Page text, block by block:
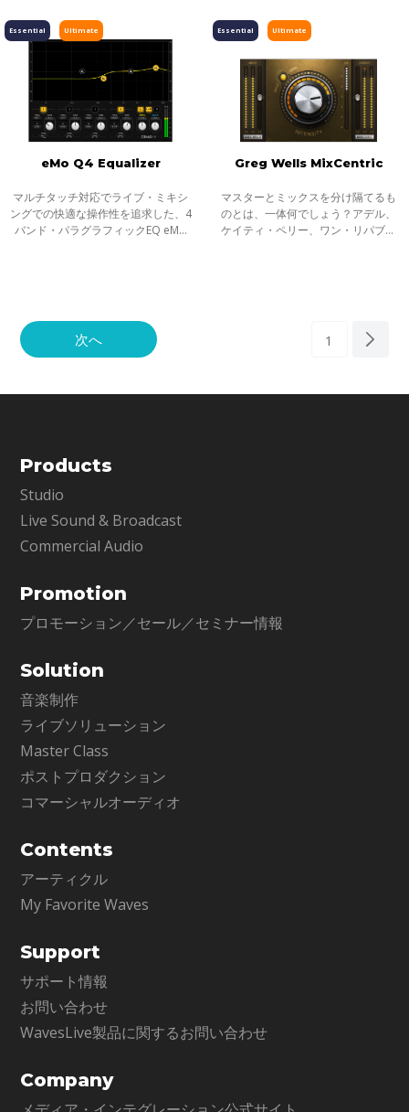
ム・パフォーマンスによりライヴ・
がトップスピーカーに固定され、か
Ultimate
Essential
eMo Q4 Equalizer
マルチタッチ対応でライブ・ミキシ
ングでの快適な操作性を追求した、4
バンド・パラグラフィックEQ eMo
Ultimate
Essential
Greg Wells MixCentric
マスターとミックスを分け隔てるも
のとは、一体何でしょう？アデル、
ケイティ・ペリー、ワン・リパブリ
次へ 1
Products
Studio
Live Sound & Broadcast
Commercial Audio
Promotion
プロモーション／セール／セミナー情報
Solution
音楽制作
ライブソリューション
Master Class
ポストプロダクション
コマーシャルオーディオ
Contents
アーティクル
My Favorite Waves
Support
サポート情報
お問い合わせ
WavesLive製品に関するお問い合わせ
Company